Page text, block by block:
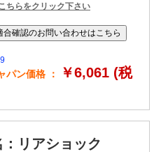
ちらをクリック下さい
パン価格 ：
￥6,061 (税
リアショック